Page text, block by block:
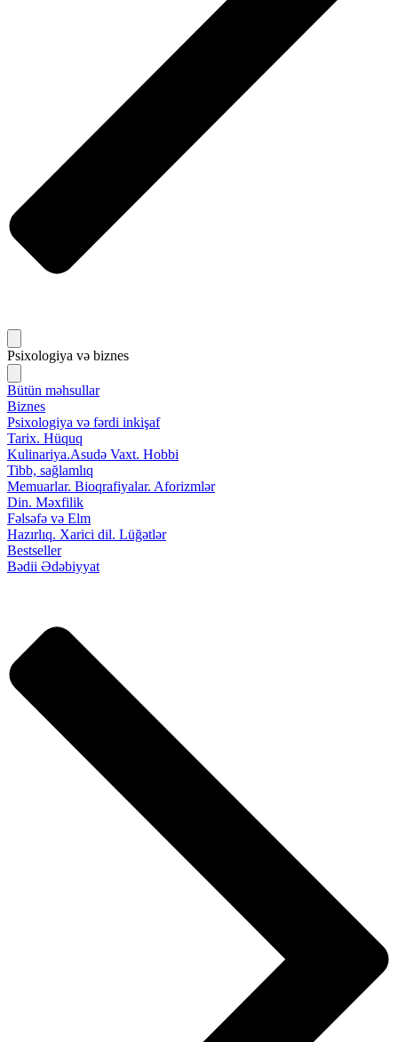
Psixologiya və biznes
Bütün məhsullar
Biznes
Psixologiya və fərdi inkişaf
Tarix. Hüquq
Kulinariya.Asudə Vaxt. Hobbi
Tibb, sağlamlıq
Memuarlar. Bioqrafiyalar. Aforizmlər
Din. Məxfilik
Fəlsəfə və Elm
Hazırlıq. Xarici dil. Lüğətlər
Bestseller
Bədii Ədəbiyyat